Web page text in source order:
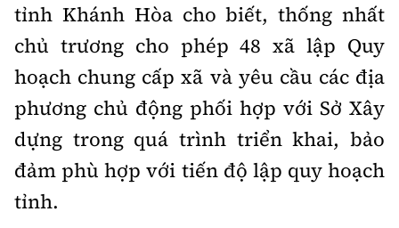
tỉnh Khánh Hòa cho biết, thống nhất
chủ trương cho phép 48 xã lập Quy
hoạch chung cấp xã và yêu cầu các địa
phương chủ động phối hợp với Sở Xây
dựng trong quá trình triển khai, bảo
đảm phù hợp với tiến độ lập quy hoạch
tỉnh.